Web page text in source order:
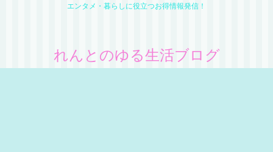
エンタメ・暮らしに役立つお得情報発信！
れんとのゆる生活ブログ